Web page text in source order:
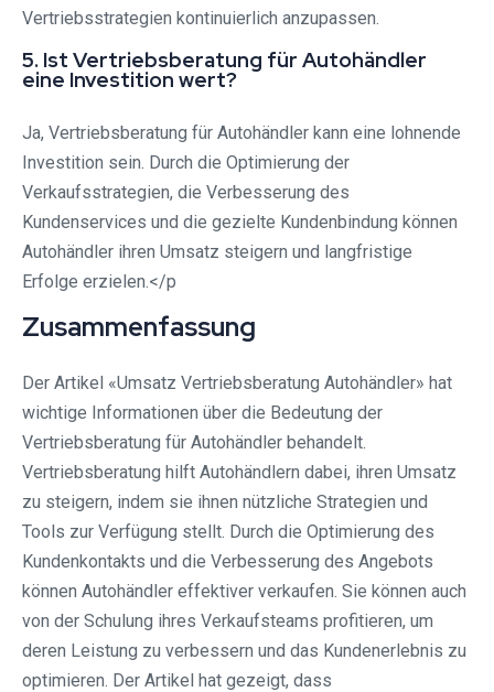
Vertriebsstrategien kontinuierlich anzupassen.
5. Ist Vertriebsberatung für Autohändler
eine Investition wert?
Ja, Vertriebsberatung für Autohändler kann eine lohnende
Investition sein. Durch die Optimierung der
Verkaufsstrategien, die Verbesserung des
Kundenservices und die gezielte Kundenbindung können
Autohändler ihren Umsatz steigern und langfristige
Erfolge erzielen.</p
Zusammenfassung
Der Artikel «Umsatz Vertriebsberatung Autohändler» hat
wichtige Informationen über die Bedeutung der
Vertriebsberatung für Autohändler behandelt.
Vertriebsberatung hilft Autohändlern dabei, ihren Umsatz
zu steigern, indem sie ihnen nützliche Strategien und
Tools zur Verfügung stellt. Durch die Optimierung des
Kundenkontakts und die Verbesserung des Angebots
können Autohändler effektiver verkaufen. Sie können auch
von der Schulung ihres Verkaufsteams profitieren, um
deren Leistung zu verbessern und das Kundenerlebnis zu
optimieren. Der Artikel hat gezeigt, dass